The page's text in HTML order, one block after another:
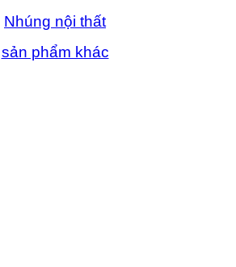
Nhúng nội thất
sản phẩm khác